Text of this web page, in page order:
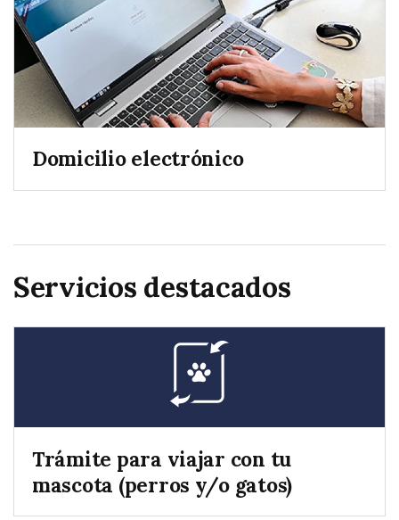
Domicilio electrónico
Servicios destacados
Trámite para viajar con tu
mascota (perros y/o gatos)